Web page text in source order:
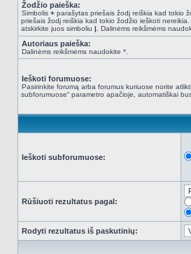
Žodžio paieška:
Simbolis + parašytas priešais žodį reiškia kad tokio
priešais žodį reiškia kad tokio žodžio ieškoti
atskirkite juos simboliu | . Dalinėms reikšmėms
Autoriaus paieška:
Dalinėms reikšmėms naudokite *.
Ieškoti forumuose:
Pasirinkite forumą arba forumus kuriuose norite
subforumuose“ parametro apačioje, automatiškai
Ieškoti subforumuose:
Rūšiuoti rezultatus pagal:
Rodyti rezultatus iš paskutinių: